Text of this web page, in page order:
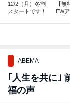
12/2（月）冬割
スタートです！
【無
EW
ABEMA
｢人生を共に｣
福の声